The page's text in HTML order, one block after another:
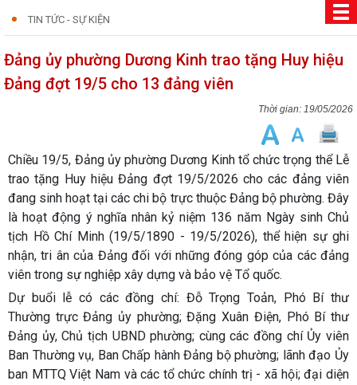
TIN TỨC - SỰ KIỆN
Đảng ủy phường Dương Kinh trao tặng Huy hiệu
Đảng đợt 19/5 cho 13 đảng viên
19/05/2026
Chiều 19/5, Đảng ủy phường Dương Kinh tổ chức trọng thể Lễ
trao tặng Huy hiệu Đảng đợt 19/5/2026 cho các đảng viên
đang sinh hoạt tại các chi bộ trực thuộc Đảng bộ phường. Đây
là hoạt động ý nghĩa nhân kỷ niệm 136 năm Ngày sinh Chủ
tịch Hồ Chí Minh (19/5/1890 - 19/5/2026), thể hiện sự ghi
nhận, tri ân của Đảng đối với những đóng góp của các đảng
viên trong sự nghiệp xây dựng và bảo vệ Tổ quốc.
Dự buổi lễ có các đồng chí: Đỗ Trọng Toản, Phó Bí thư
Thường trực Đảng ủy phường; Đặng Xuân Điện, Phó Bí thư
Đảng ủy, Chủ tịch UBND phường; cùng các đồng chí Ủy viên
Ban Thường vụ, Ban Chấp hành Đảng bộ phường; lãnh đạo Ủy
ban MTTQ Việt Nam và các tổ chức chính trị - xã hội; đại diện